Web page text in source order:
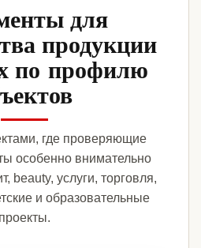
для
продукции
по профилю
где проверяющие
особенно внимательно
beauty, услуги, торговля,
и образовательные
проекты.